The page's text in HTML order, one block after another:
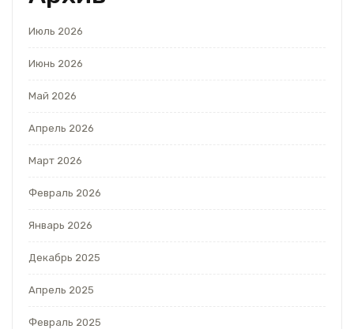
Июль 2026
Июнь 2026
Май 2026
Апрель 2026
Март 2026
Февраль 2026
Январь 2026
Декабрь 2025
Апрель 2025
Февраль 2025